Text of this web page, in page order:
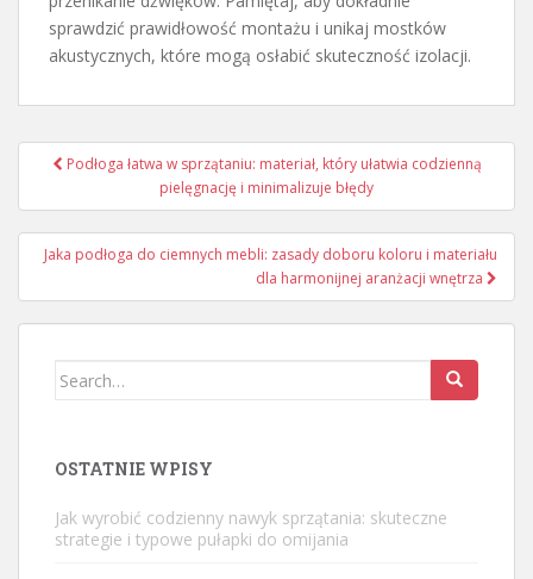
sprawdzić prawidłowość montażu i unikaj mostków
akustycznych, które mogą osłabić skuteczność izolacji.
Nawigacja
Podłoga łatwa w sprzątaniu: materiał, który ułatwia codzienną
pielęgnację i minimalizuje błędy
Jaka podłoga do ciemnych mebli: zasady doboru koloru i materiału
dla harmonijnej aranżacji wnętrza
Search
OSTATNIE WPISY
Jak wyrobić codzienny nawyk sprzątania: skuteczne
strategie i typowe pułapki do omijania